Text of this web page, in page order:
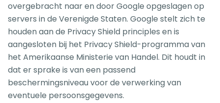
overgebracht naar en door Google opgeslagen op
servers in de Verenigde Staten. Google stelt zich te
houden aan de Privacy Shield principles en is
aangesloten bij het Privacy Shield-programma van
het Amerikaanse Ministerie van Handel. Dit houdt in
dat er sprake is van een passend
beschermingsniveau voor de verwerking van
eventuele persoonsgegevens.